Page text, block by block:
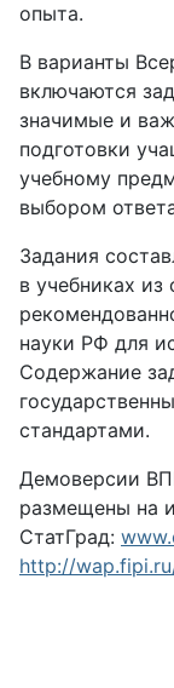
опыта.
В варианты
включаются
значимые и
подготовки
учебному
выбором
Задания
в учебниках из
науки РФ для
Содержание
стандартами.
Демоверсии
размещены на
СтатГрад:
http://